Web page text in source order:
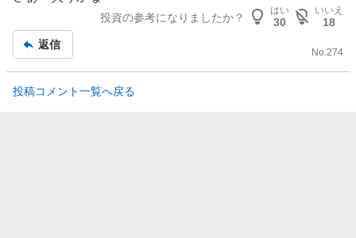
示
事
投資の参考になりましたか？
はい
30
いいえ
18
返信
No.274
投稿コメント一覧へ戻る